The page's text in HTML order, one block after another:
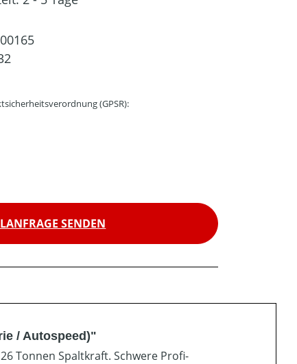
(GPSR):
SENDEN
/ Autospeed)"
Tonnen Spaltkraft. Schwere Profi-